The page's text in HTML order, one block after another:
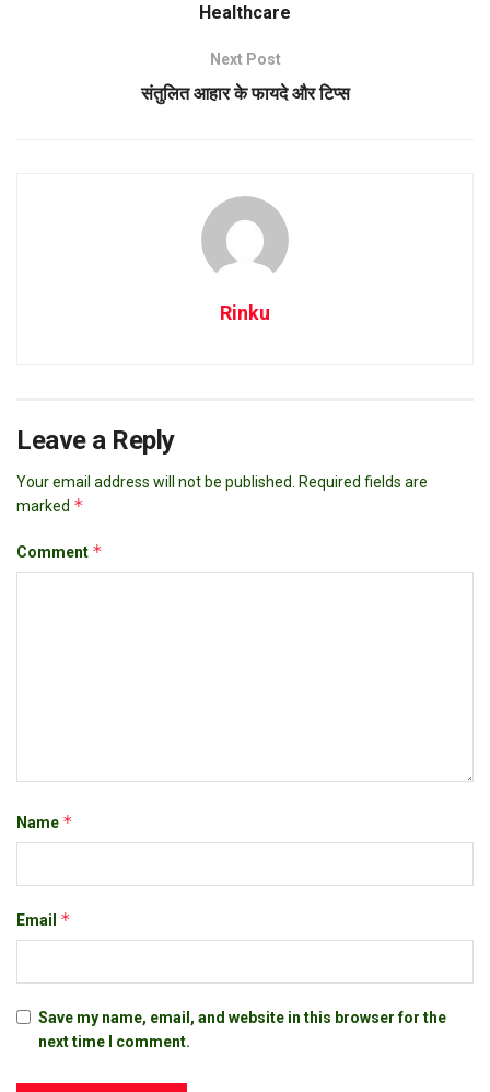
Healthcare
Next Post
संतुलित आहार के फायदे और टिप्स
Rinku
Leave a Reply
Your email address will not be published. Required fields are
marked *
Comment *
Name *
Email *
Save my name, email, and website in this browser for the
next time I comment.